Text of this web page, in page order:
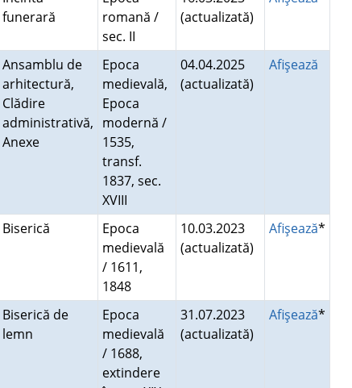
funerară
romană /
sec. II
(actualizată)
Ansamblu de
arhitectură,
Clădire
administrativă,
Anexe
Epoca
medievală,
Epoca
modernă /
1535,
transf.
1837, sec.
XVIII
04.04.2025
(actualizată)
Afişează
Biserică
Epoca
medievală
/ 1611,
1848
10.03.2023
(actualizată)
Afişează*
Biserică de
lemn
Epoca
medievală
/ 1688,
extindere
31.07.2023
(actualizată)
Afişează*